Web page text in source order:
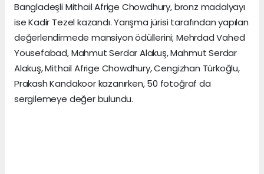
Bangladeşli Mithail Afrige Chowdhury, bronz madalyayı
ise Kadir Tezel kazandı. Yarışma jürisi tarafından yapılan
değerlendirmede mansiyon ödüllerini; Mehrdad Vahed
Yousefabad, Mahmut Serdar Alakuş, Mahmut Serdar
Alakuş, Mithail Afrige Chowdhury, Cengizhan Türkoğlu,
Prakash Kandakoor kazanırken, 50 fotoğraf da
sergilemeye değer bulundu.